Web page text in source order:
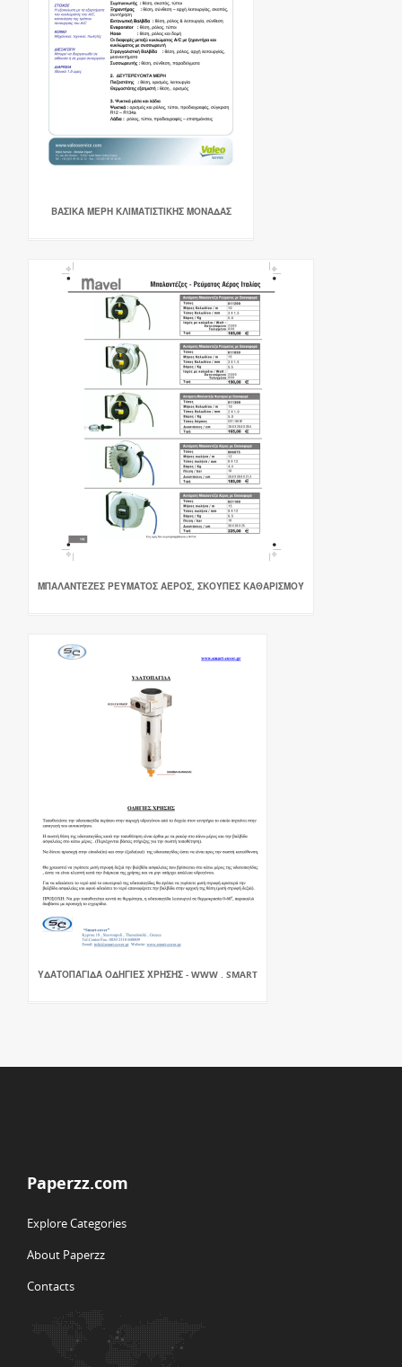
ΒΑΣΙΚΑ ΜΕΡΗ ΚΛΙΜΑΤΙΣΤΙΚΗΣ ΜΟΝΑΔΑΣ
ΜΠΑΛΑΝΤΈΖΕΣ ΡΕΎΜΑΤΟΣ ΑΈΡΟΣ, ΣΚΟΎΠΕΣ ΚΑΘΑΡΙΣΜΟΎ
ΥΔΑΤΟΠΑΓΙΔΑ ΟΔΗΓΙΕΣ ΧΡΗΣΗΣ - WWW . SMART
Paperzz.com
Explore Categories
About Paperzz
Contacts